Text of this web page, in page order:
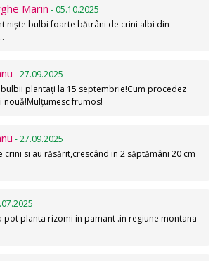
Marin - 05.10.2025
niște bulbi foarte bătrâni de crini albi din
- 27.09.2025
plantați la 15 septembrie!Cum procedez
frumos!
- 27.09.2025
si au răsărit,crescând in 2 săptămâni 20 cm
pot planta rizomi in pamant .in regiune montana